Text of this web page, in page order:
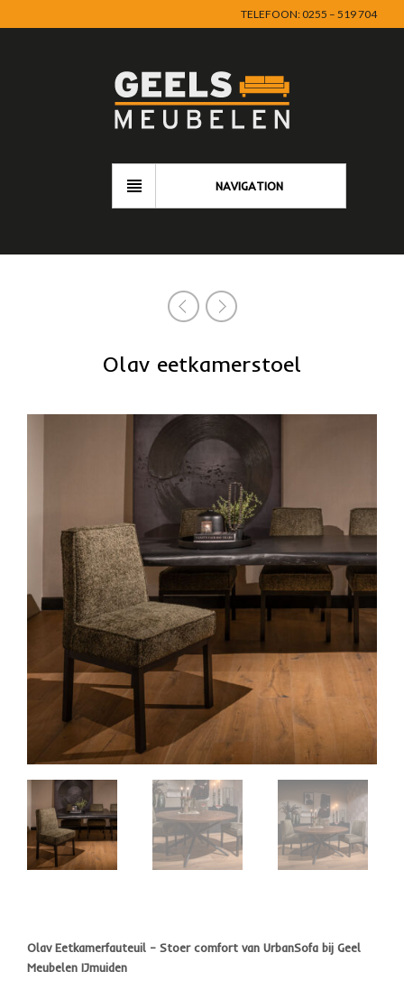
TELEFOON: 0255 – 519 704
NAVIGATION
Olav eetkamerstoel
Olav Eetkamerfauteuil – Stoer comfort van UrbanSofa bij Geel
Meubelen IJmuiden